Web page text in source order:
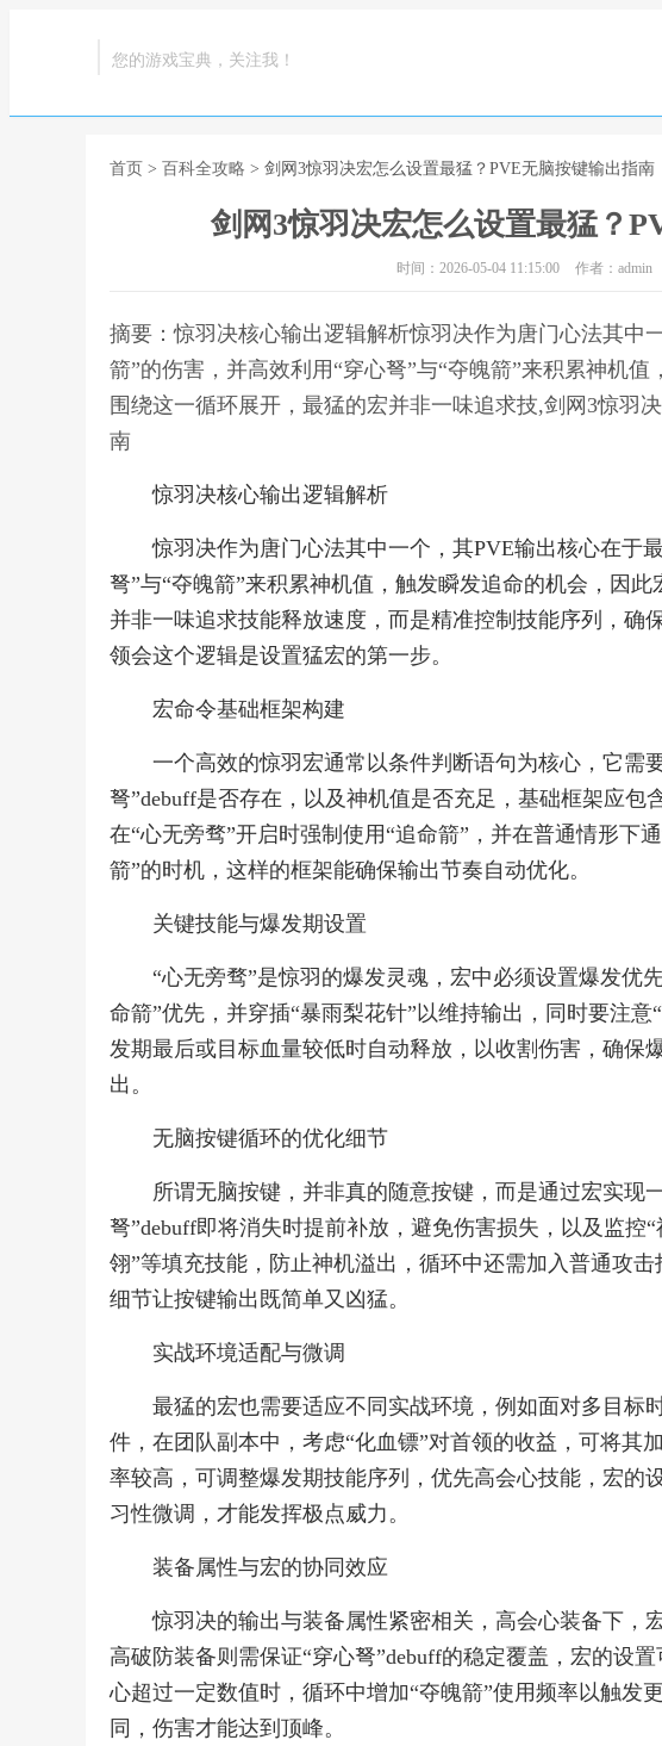
您的游戏宝典，关注我！
首页 > 百科全攻略 > 剑网3惊羽决宏怎么设置最猛？PVE无脑按键输出指南
剑网3惊羽决宏怎么设置最猛？
时间：2026-05-04 11:15:00 作者：admin
摘要：惊羽决核心输出逻辑解析惊羽决作为唐门心法其中
箭”的伤害，并高效利用“穿心弩”与“夺魄箭”来积累神机
围绕这一循环展开，最猛的宏并非一味追求技,剑网3惊羽
南
惊羽决核心输出逻辑解析
惊羽决作为唐门心法其中一个，其PVE输出核心在于
弩”与“夺魄箭”来积累神机值，触发瞬发追命的机会，因
并非一味追求技能释放速度，而是精准控制技能序列，确
领会这个逻辑是设置猛宏的第一步。
宏命令基础框架构建
一个高效的惊羽宏通常以条件判断语句为核心，它需
弩”debuff是否存在，以及神机值是否充足，基础框架应包
在“心无旁骛”开启时强制使用“追命箭”，并在普通情形下
箭”的时机，这样的框架能确保输出节奏自动优化。
关键技能与爆发期设置
“心无旁骛”是惊羽的爆发灵魂，宏中必须设置爆发优
命箭”优先，并穿插“暴雨梨花针”以维持输出，同时要注
发期最后或目标血量较低时自动释放，以收割伤害，确保
出。
无脑按键循环的优化细节
所谓无脑按键，并非真的随意按键，而是通过宏实现
弩”debuff即将消失时提前补放，避免伤害损失，以及监控
翎”等填充技能，防止神机溢出，循环中还需加入普通攻
细节让按键输出既简单又凶猛。
实战环境适配与微调
最猛的宏也需要适应不同实战环境，例如面对多目标
件，在团队副本中，考虑“化血镖”对首领的收益，可将其
率较高，可调整爆发期技能序列，优先高会心技能，宏的
习性微调，才能发挥极点威力。
装备属性与宏的协同效应
惊羽决的输出与装备属性紧密相关，高会心装备下，
高破防装备则需保证“穿心弩”debuff的稳定覆盖，宏的设
心超过一定数值时，循环中增加“夺魄箭”使用频率以触发
同，伤害才能达到顶峰。